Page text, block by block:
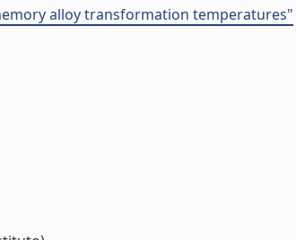
alloy transformation temperatures"